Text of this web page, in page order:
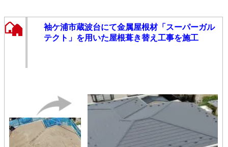
袖ケ浦市蔵波台にて金属屋根材「スーパーガル
テクト」を用いた屋根葺き替え工事を施工